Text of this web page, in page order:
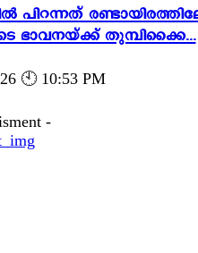
ഭാവനയ്ക്ക് തുമ്പിക്കൈ...
🕙 10:53 PM
-